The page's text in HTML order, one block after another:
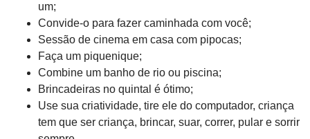
um;
Convide-o para fazer caminhada com você;
Sessão de cinema em casa com pipocas;
Faça um piquenique;
Combine um banho de rio ou piscina;
Brincadeiras no quintal é ótimo;
Use sua criatividade, tire ele do computador, criança
tem que ser criança, brincar, suar, correr, pular e sorrir